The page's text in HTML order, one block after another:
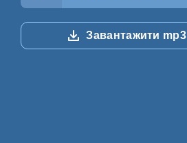
Завантажити mp3